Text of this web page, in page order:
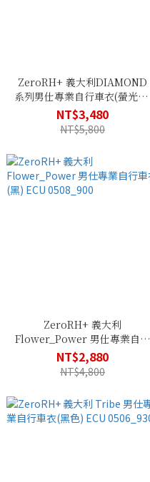
ZeroRH+ 義大利DIAMOND
系列男仕專業自行車衣(螢光綠)
ECU 0836_23G
NT$3,480
NT$5,800
ZeroRH+ 義大利
Flower_Power 男仕專業自行
車衣(黑) ECU 0508_900
NT$2,880
NT$4,800